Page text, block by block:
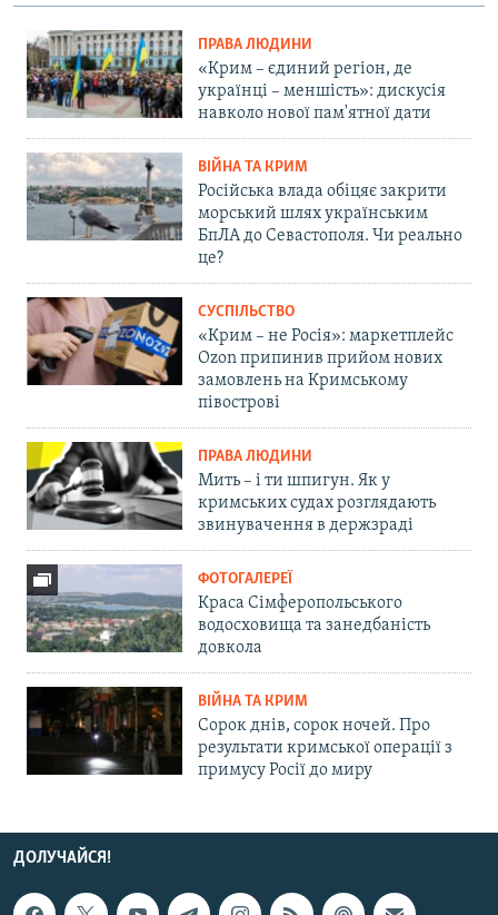
ПРАВА ЛЮДИНИ
«Крим – єдиний регіон, де
українці – меншість»: дискусія
навколо нової пам'ятної дати
ВІЙНА ТА КРИМ
Російська влада обіцяє закрити
морський шлях українським
БпЛА до Севастополя. Чи реально
це?
СУСПІЛЬСТВО
«Крим – не Росія»: маркетплейс
Ozon припинив прийом нових
замовлень на Кримському
півострові
ПРАВА ЛЮДИНИ
Мить – і ти шпигун. Як у
кримських судах розглядають
звинувачення в держзраді
ФОТОГАЛЕРЕЇ
Краса Сімферопольського
водосховища та занедбаність
довкола
ВІЙНА ТА КРИМ
Сорок днів, сорок ночей. Про
результати кримської операції з
примусу Росії до миру
ДОЛУЧАЙСЯ!